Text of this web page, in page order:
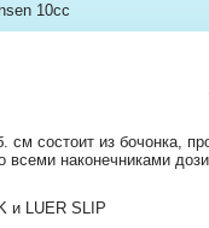
10сс
см состоит из бочонка,
всеми наконечниками
и LUER SLIP